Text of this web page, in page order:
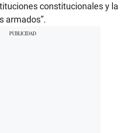
constitucionales y la
armados”.